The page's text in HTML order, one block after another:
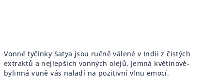
Vonné tyčinky Satya jsou ručně válené v Indii z čistých
extraktů a nejlepších vonných olejů. Jemná květinově-
bylinná vůně vás naladí na pozitivní vlnu emocí.